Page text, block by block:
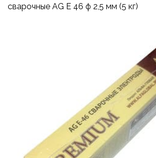
сварочные AG E 46 ф 2,5 мм (5 кг)